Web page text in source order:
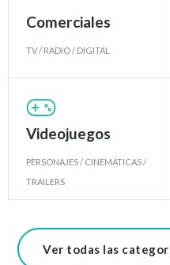
Comerciales
TV / RADIO / DIGITAL
Videojuegos
PERSONAJES / CINEMÁTICAS /
TRAILERS
Ver todas las